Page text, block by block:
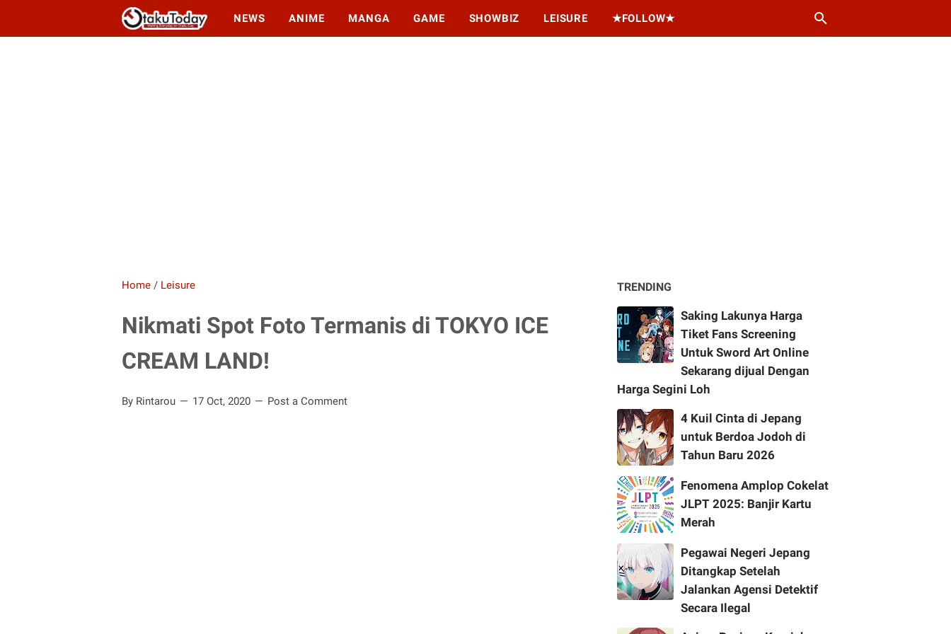
NEWS ANIME MANGA GAME SHOWBIZ LEISURE ★FOLLOW★
Home / Leisure
Nikmati Spot Foto Termanis di TOKYO ICE
CREAM LAND!
By Rintarou 17 Oct, 2020 Post a Comment
TRENDING
Saking Lakunya Harga
Tiket Fans Screening
Untuk Sword Art Online
Sekarang dijual Dengan
Harga Segini Loh
4 Kuil Cinta di Jepang
untuk Berdoa Jodoh di
Tahun Baru 2026
Fenomena Amplop Cokelat
JLPT 2025: Banjir Kartu
Merah
Pegawai Negeri Jepang
Ditangkap Setelah
Jalankan Agensi Detektif
Secara Ilegal